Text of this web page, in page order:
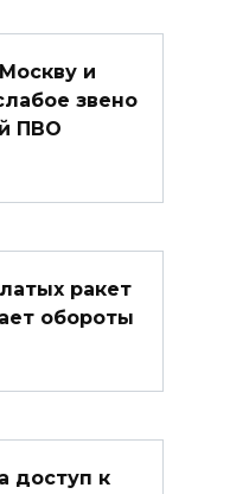
и
звено
ПВО
ракет
обороты
доступ к